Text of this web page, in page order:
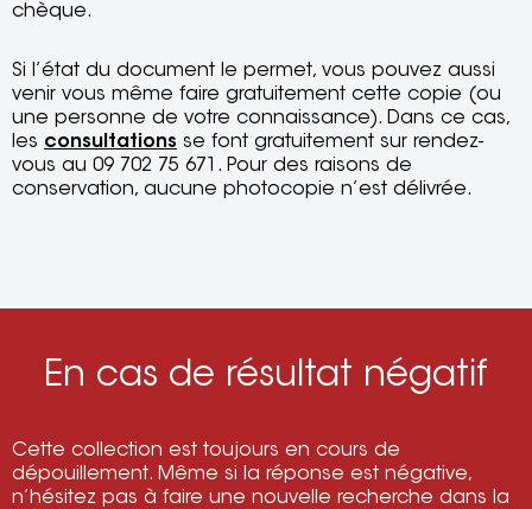
chèque.
Si l’état du document le permet, vous pouvez aussi
venir vous même faire gratuitement cette copie (ou
une personne de votre connaissance). Dans ce cas,
les consultations se font gratuitement sur rendez-
vous au 09 702 75 671. Pour des raisons de
conservation, aucune photocopie n’est délivrée.
En cas de résultat négatif
Cette collection est toujours en cours de
dépouillement. Même si la réponse est négative,
n’hésitez pas à faire une nouvelle recherche dans la